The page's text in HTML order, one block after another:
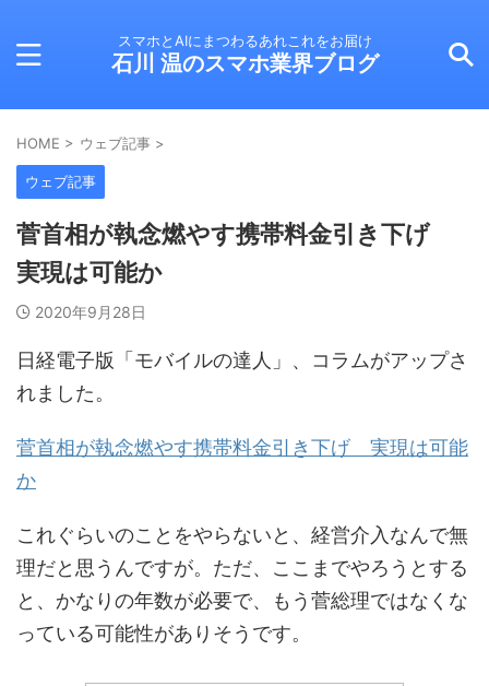
スマホとAIにまつわるあれこれをお届け
石川 温のスマホ業界ブログ
HOME > ウェブ記事 >
ウェブ記事
菅首相が執念燃やす携帯料金引き下げ
実現は可能か
2020年9月28日
日経電子版「モバイルの達人」、コラムがアップさ
れました。
菅首相が執念燃やす携帯料金引き下げ 実現は可能
か
これぐらいのことをやらないと、経営介入なんで無
理だと思うんですが。ただ、ここまでやろうとする
と、かなりの年数が必要で、もう菅総理ではなくな
っている可能性がありそうです。